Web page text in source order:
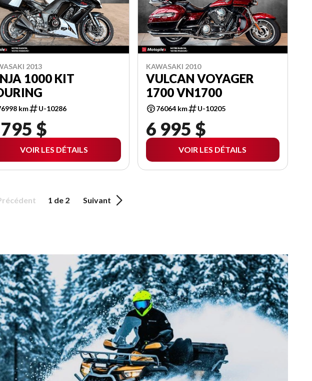
2013
1000 KIT
km U-10286
$
VOIR LES DÉTAILS
KAWASAKI 2010
VULCAN VOYAGER
1700 VN1700
76064 km U-10205
6 995 $
VOIR LES DÉTAILS
1 de 2 Suivant